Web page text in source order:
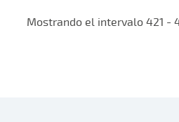
Mostrando el intervalo 421 -